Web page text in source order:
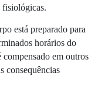
fisiológicas.
está preparado para
horários do
compensado em outros
consequências